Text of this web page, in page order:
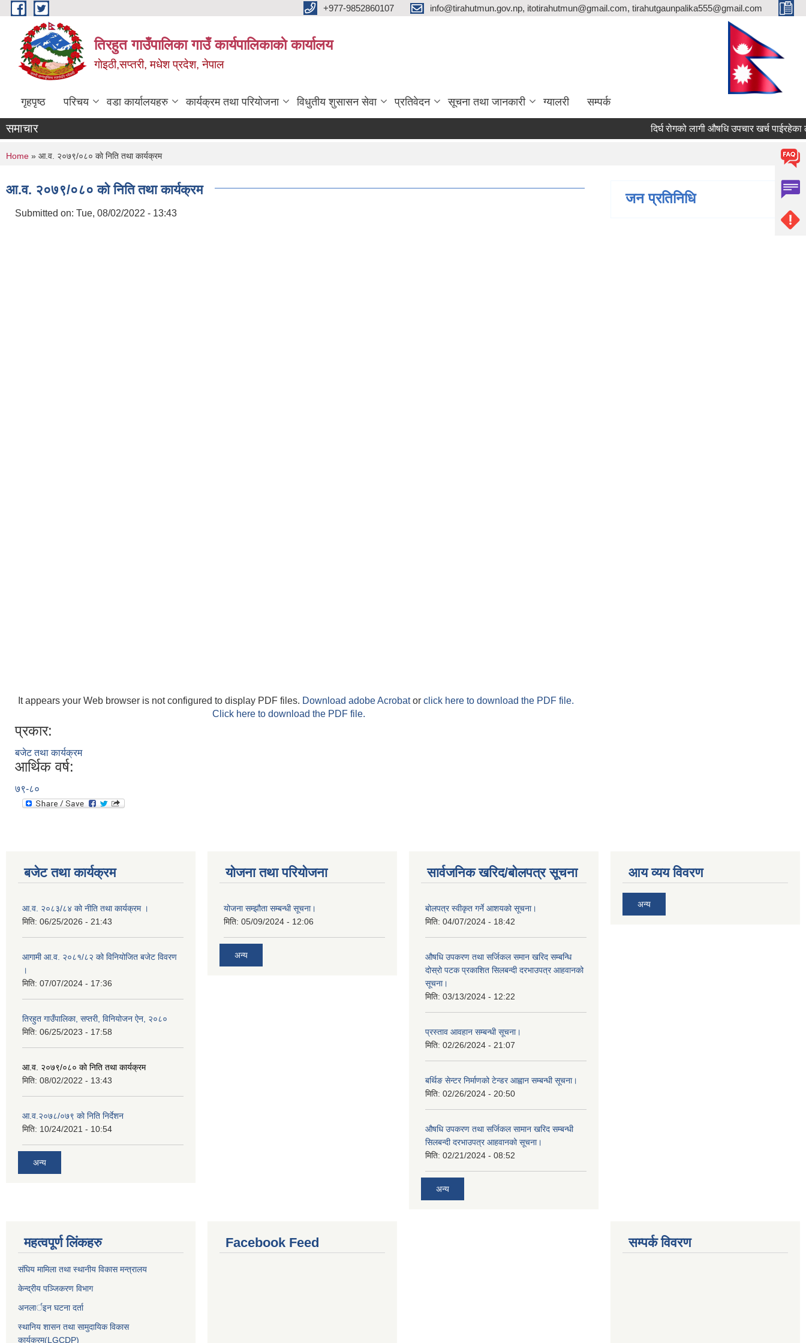
Skip to main content +977-9852860107 info@tirahutmun.gov.np, itotirahutmun@gmail.com, tirahutgaunpalika555@gmail.com
तिरहुत गाउँपालिका गाउँ कार्यपालिकाकाे कार्यालय
गाेइठी,सप्तरी, मधेश प्रदेश, नेपाल
गृहपृष्ठ परिचय वडा कार्यालयहरु कार्यक्रम तथा परियोजना विधुतीय शुसासन सेवा प्रतिवेदन सूचना तथा जानकारी ग्यालरी सम्पर्क
समाचार दिर्घ रोगको लागी औषधि उपचार खर्च पाईरहेका
You are here
Home » आ.व. २०७९/०८० काे निति तथा कार्यक्रम
आ.व. २०७९/०८० काे निति तथा कार्यक्रम
Submitted on: Tue, 08/02/2022 - 13:43
It appears your Web browser is not configured to display PDF files. Download adobe Acrobator click here to download the PDF file.
Click here to download the PDF file.
प्रकार:
बजेट तथा कार्यक्रम
आर्थिक वर्ष:
७९-८०
जन प्रतिनिधि
बजेट तथा कार्यक्रम
आ.व. २०८३/८४ को नीति तथा कार्यक्रम ।
मिति: 06/25/2026 - 21:43
आगामी आ.व. २०८१/८२ को विनियोजित बजेट विवरण
।
मिति: 07/07/2024 - 17:36
तिरहुत गाउँपालिका, सप्तरी, विनियोजन ऐन, २०८०
मिति: 06/25/2023 - 17:58
आ.व. २०७९/०८० काे निति तथा कार्यक्रम
मिति: 08/02/2022 - 13:43
आ.व.२०७८/०७९ काे निति निर्देशन
मिति: 10/24/2021 - 10:54
अन्य
योजना तथा परियोजना
योजना सम्झौता सम्बन्धी सूचना।
मिति: 05/09/2024 - 12:06
अन्य
सार्वजनिक खरिद/बोलपत्र सूचना
बोलपत्र स्वीकृत गर्ने आशयको सूचना।
मिति: 04/07/2024 - 18:42
औषधि उपकरण तथा सर्जिकल समान खरिद सम्बन्धि
दोस्रो पटक प्रकाशित सिलबन्दी दरभाउपत्र आहवानको
सूचना।
मिति: 03/13/2024 - 12:22
प्रस्ताव आवहान सम्बन्धी सूचना।
मिति: 02/26/2024 - 21:07
बर्थिङ सेन्टर निर्माणको टेन्डर आह्वान सम्बन्धी सूचना।
मिति: 02/26/2024 - 20:50
औषधि उपकरण तथा सर्जिकल सामान खरिद सम्बन्धी
सिलबन्दी दरभाउपत्र आहवानको सूचना।
मिति: 02/21/2024 - 08:52
अन्य
आय व्यय विवरण
अन्य
महत्वपूर्ण लिंकहरु
संघिय मामिला तथा स्थानीय विकास मन्त्रालय
केन्द्रीय पञ्जिकरण विभाग
अनलार्इन घटना दर्ता
स्थानिय शासन तथा सामुदायिक विकास
कार्यक्रम(LGCDP)
Facebook Feed सम्पर्क विवरण